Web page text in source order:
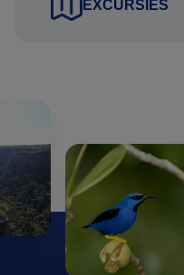
reisvoorstel versturen.
Gustavo Lucena Lage
Reisadviseur
EXCURSIES